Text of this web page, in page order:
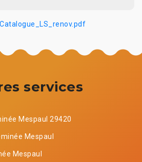
Catalogue_LS_renov.pdf
services
Mespaul 29420
Mespaul
Mespaul